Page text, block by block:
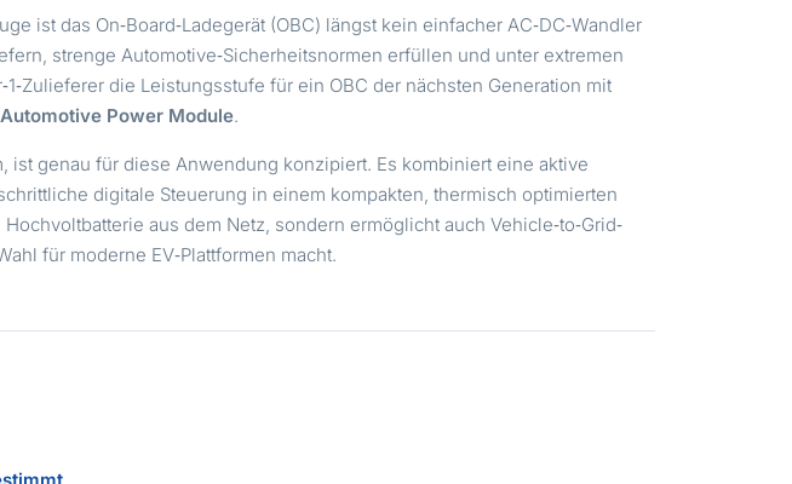
ist das On‑Board‑Ladegerät (OBC) längst kein einfacher AC‑DC‑Wandler
strenge Automotive‑Sicherheitsnormen erfüllen und unter extremen
die Leistungsstufe für ein OBC der nächsten Generation mit
Automotive Power Module.
ist genau für diese Anwendung konzipiert. Es kombiniert eine aktive
digitale Steuerung in einem kompakten, thermisch optimierten
aus dem Netz, sondern ermöglicht auch Vehicle‑to‑Grid‑
für moderne EV‑Plattformen macht.